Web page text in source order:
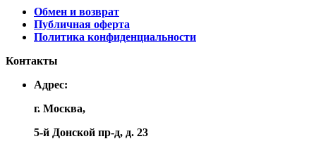
Обмен и возврат
Публичная оферта
Политика конфиденциальности
Контакты
Адрес:
г. Москва,
5-й Донской пр-д, д. 23